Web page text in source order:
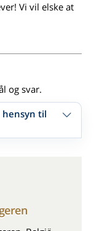
Vi vil elske at
og svar.
hensyn til